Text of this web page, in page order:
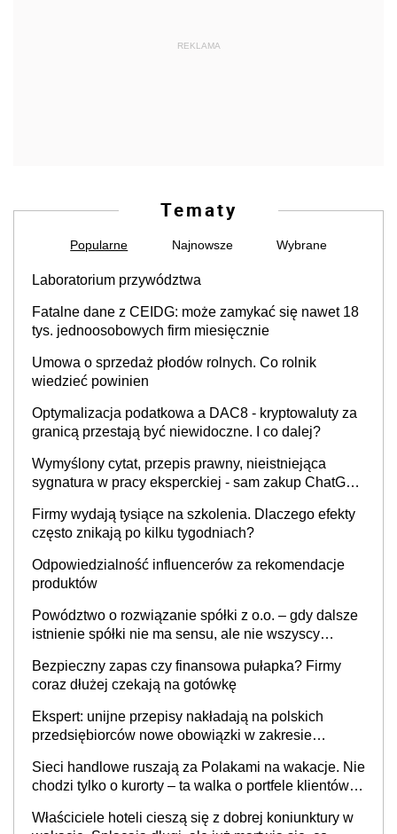
REKLAMA
Tematy
Popularne Najnowsze Wybrane
Laboratorium przywództwa
Fatalne dane z CEIDG: może zamykać się nawet 18
tys. jednoosobowych firm miesięcznie
Umowa o sprzedaż płodów rolnych. Co rolnik
wiedzieć powinien
Optymalizacja podatkowa a DAC8 - kryptowaluty za
granicą przestają być niewidoczne. I co dalej?
Wymyślony cytat, przepis prawny, nieistniejąca
sygnatura w pracy eksperckiej - sam zakup ChatGPT
Firmy wydają tysiące na szkolenia. Dlaczego efekty
często znikają po kilku tygodniach?
Odpowiedzialność influencerów za rekomendacje
produktów
Powództwo o rozwiązanie spółki z o.o. – gdy dalsze
istnienie spółki nie ma sensu, ale nie wszyscy
Bezpieczny zapas czy finansowa pułapka? Firmy
coraz dłużej czekają na gotówkę
Ekspert: unijne przepisy nakładają na polskich
przedsiębiorców nowe obowiązki w zakresie
Sieci handlowe ruszają za Polakami na wakacje. Nie
chodzi tylko o kurorty – ta walka o portfele klientów
cichu
Właściciele hoteli cieszą się z dobrej koniunktury w